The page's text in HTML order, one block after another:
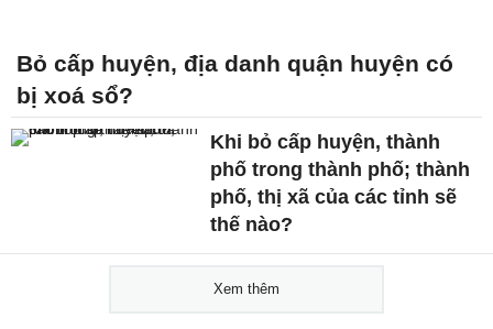
Bỏ cấp huyện, địa danh quận huyện có
bị xoá sổ?
Khi bỏ cấp huyện, thành
phố trong thành phố; thành
phố, thị xã của các tỉnh sẽ
thế nào?
Xem thêm